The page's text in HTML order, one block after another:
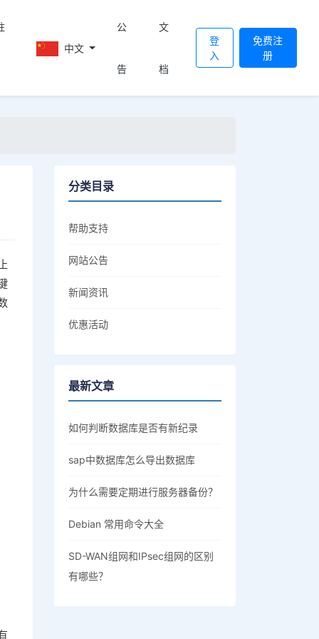
中文
公
告
文
档
登
入
免费注
册
分类目录
帮助支持
网站公告
新闻资讯
优惠活动
最新文章
如何判断数据库是否有新纪录
sap中数据库怎么导出数据库
为什么需要定期进行服务器备份？
Debian 常用命令大全
SD-WAN组网和IPsec组网的区别
有哪些？